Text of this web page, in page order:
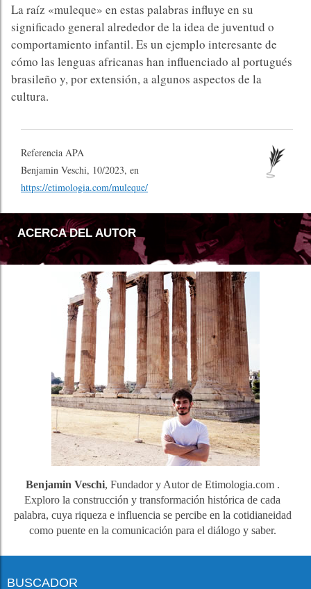
La raíz «muleque» en estas palabras influye en su
significado general alrededor de la idea de juventud o
comportamiento infantil. Es un ejemplo interesante de
cómo las lenguas africanas han influenciado al portugués
brasileño y, por extensión, a algunos aspectos de la
cultura.
Referencia APA
Benjamin Veschi, 10/2023, en
https://etimologia.com/muleque/
ACERCA DEL AUTOR
Benjamin Veschi, Fundador y Autor de Etimologia.com .
Exploro la construcción y transformación histórica de cada
palabra, cuya riqueza e influencia se percibe en la cotidianeidad
como puente en la comunicación para el diálogo y saber.
BUSCADOR